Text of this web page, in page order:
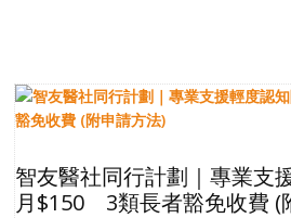
智友醫社同行計劃｜專業支
月$150 3類長者豁免收費 (